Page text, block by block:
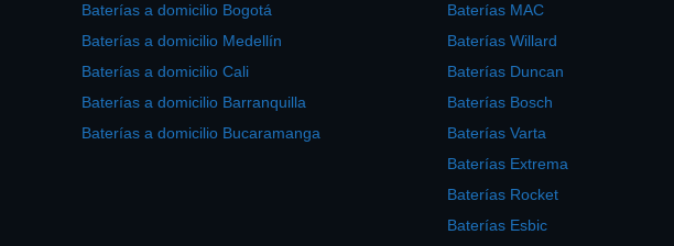
Baterías a domicilio Bogotá
Baterías a domicilio Medellín
Baterías a domicilio Cali
Baterías a domicilio Barranquilla
Baterías a domicilio Bucaramanga
Baterías MAC
Baterías Willard
Baterías Duncan
Baterías Bosch
Baterías Varta
Baterías Extrema
Baterías Rocket
Baterías Esbic